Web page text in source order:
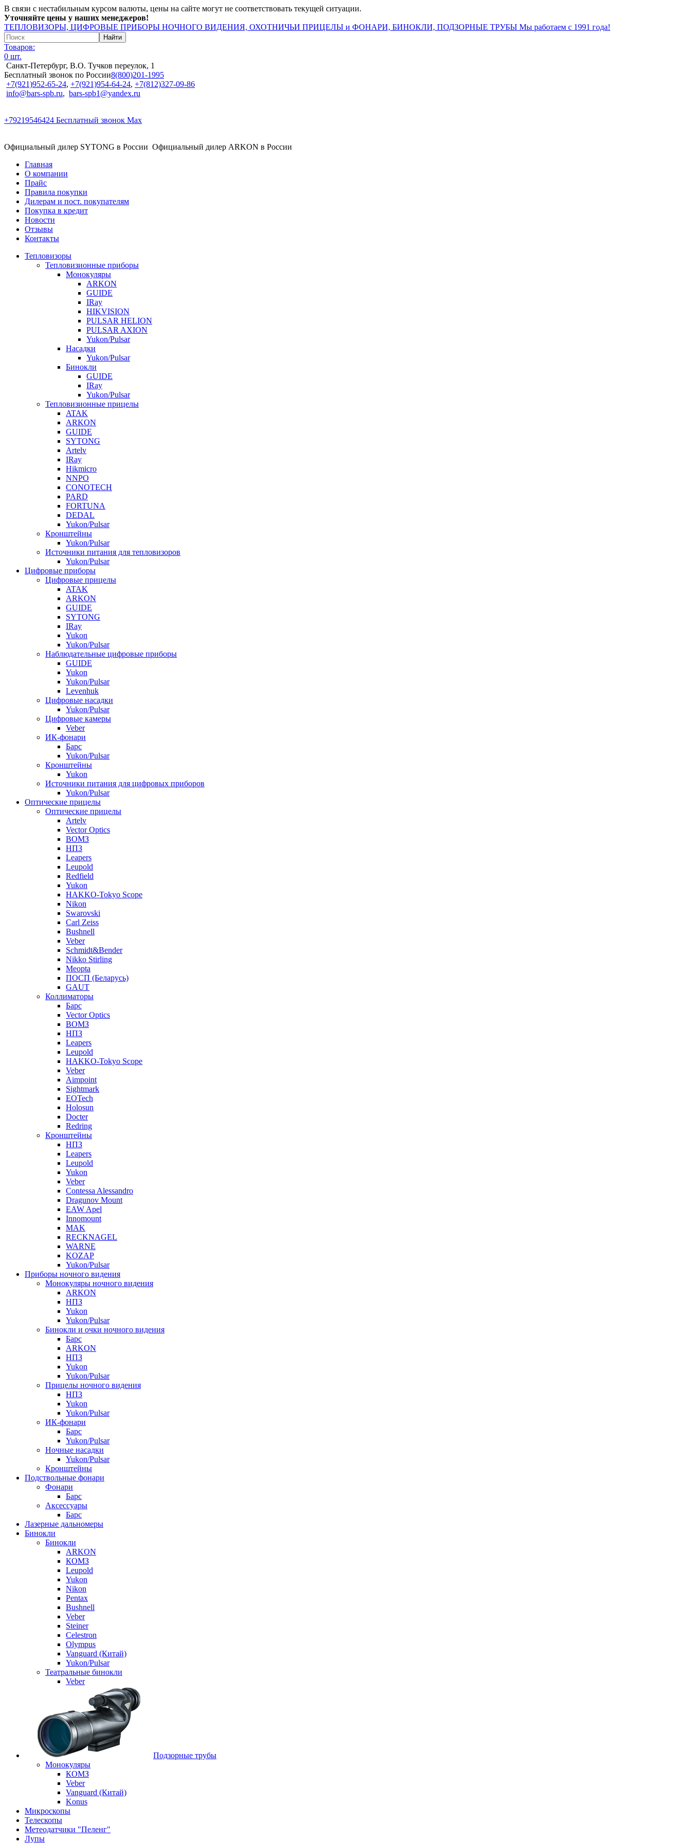
В связи с нестабильным курсом валюты, цены на сайте могут не соответствовать текущей ситуации.
Уточняйте цены у наших менеджеров!
ТЕПЛОВИЗОРЫ, ЦИФРОВЫЕ ПРИБОРЫ НОЧНОГО ВИДЕНИЯ, ОХОТНИЧЬИ ПРИЦЕЛЫ и ФОНАРИ, БИНОКЛИ, ПОДЗОРНЫЕ ТРУБЫ Мы работаем с 1991 года!
Товаров:
0 шт.
Санкт-Петербург, В.О. Тучков переулок, 1
Бесплатный звонок по России8(800)201-1995
+7(921)952-65-24, +7(921)954-64-24, +7(812)327-09-86
info@bars-spb.ru, bars-spb1@yandex.ru
+79219546424 Бесплатный звонок Max
Официальный дилер SYTONG в России Официальный дилер ARKON в России
Главная
О компании
Прайс
Правила покупки
Дилерам и пост. покупателям
Покупка в кредит
Новости
Отзывы
Контакты
Тепловизоры
Тепловизионные приборы
Монокуляры
ARKON
GUIDE
IRay
HIKVISION
PULSAR HELION
PULSAR AXION
Yukon/Pulsar
Насадки
Yukon/Pulsar
Бинокли
GUIDE
IRay
Yukon/Pulsar
Тепловизионные прицелы
ATAK
ARKON
GUIDE
SYTONG
Artelv
IRay
Hikmicro
NNPO
CONOTECH
PARD
FORTUNA
DEDAL
Yukon/Pulsar
Кронштейны
Yukon/Pulsar
Источники питания для тепловизоров
Yukon/Pulsar
Цифровые приборы
Цифровые прицелы
ATAK
ARKON
GUIDE
SYTONG
IRay
Yukon
Yukon/Pulsar
Наблюдательные цифровые приборы
GUIDE
Yukon
Yukon/Pulsar
Levenhuk
Цифровые насадки
Yukon/Pulsar
Цифровые камеры
Veber
ИК-фонари
Барс
Yukon/Pulsar
Кронштейны
Yukon
Источники питания для цифровых приборов
Yukon/Pulsar
Оптические прицелы
Оптические прицелы
Artelv
Vector Optics
ВОМЗ
НПЗ
Leapers
Leupold
Redfield
Yukon
HAKKO-Tokyo Scope
Nikon
Swarovski
Carl Zeiss
Bushnell
Veber
Schmidt&Bender
Nikko Stirling
Meopta
ПОСП (Беларусь)
GAUT
Коллиматоры
Барс
Vector Optics
ВОМЗ
НПЗ
Leapers
Leupold
HAKKO-Tokyo Scope
Veber
Aimpoint
Sightmark
EOTech
Holosun
Docter
Redring
Кронштейны
НПЗ
Leapers
Leupold
Yukon
Veber
Contessa Alessandro
Dragunov Mount
EAW Apel
Innomount
MAK
RECKNAGEL
WARNE
KOZAP
Yukon/Pulsar
Приборы ночного видения
Монокуляры ночного видения
ARKON
НПЗ
Yukon
Yukon/Pulsar
Бинокли и очки ночного видения
Барс
ARKON
НПЗ
Yukon
Yukon/Pulsar
Прицелы ночного видения
НПЗ
Yukon
Yukon/Pulsar
ИК-фонари
Барс
Yukon/Pulsar
Ночные насадки
Yukon/Pulsar
Кронштейны
Подствольные фонари
Фонари
Барс
Аксессуары
Барс
Лазерные дальномеры
Бинокли
Бинокли
ARKON
КОМЗ
Leupold
Yukon
Nikon
Pentax
Bushnell
Veber
Steiner
Celestron
Olympus
Vanguard (Китай)
Yukon/Pulsar
Театральные бинокли
Veber
Подзорные трубы
Монокуляры
КОМЗ
Veber
Vanguard (Китай)
Konus
Микроскопы
Телескопы
Метеодатчики "Пеленг"
Лупы